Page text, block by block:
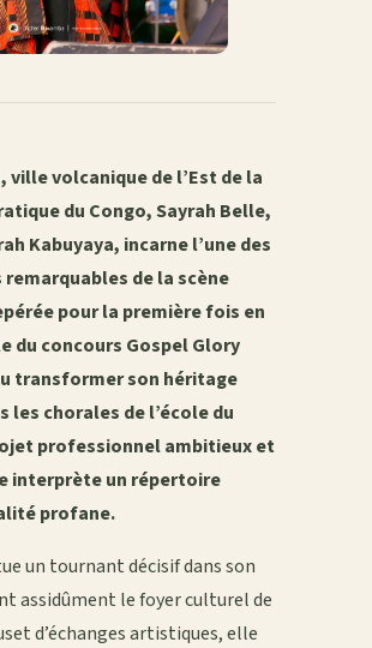
ville volcanique de l’Est de la
du Congo, Sayrah Belle,
Kabuyaya, incarne l’une des
de la scène
pour la première fois en
du concours Gospel Glory
transformer son héritage
les chorales de l’école du
professionnel ambitieux et
interprète un répertoire
profane.
un tournant décisif dans son
assidûment le foyer culturel de
d’échanges artistiques, elle